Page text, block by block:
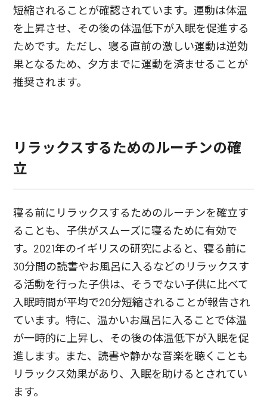
短縮されることが確認されています。運動は体温
を上昇させ、その後の体温低下が入眠を促進する
ためです。ただし、寝る直前の激しい運動は逆効
果となるため、夕方までに運動を済ませることが
推奨されます。
リラックスするためのルーチンの確
立
寝る前にリラックスするためのルーチンを確立す
ることも、子供がスムーズに寝るために有効で
す。2021年のイギリスの研究によると、寝る前に
30分間の読書やお風呂に入るなどのリラックスす
る活動を行った子供は、そうでない子供に比べて
入眠時間が平均で20分短縮されることが報告され
ています。特に、温かいお風呂に入ることで体温
が一時的に上昇し、その後の体温低下が入眠を促
進します。また、読書や静かな音楽を聴くことも
リラックス効果があり、入眠を助けるとされてい
ます。